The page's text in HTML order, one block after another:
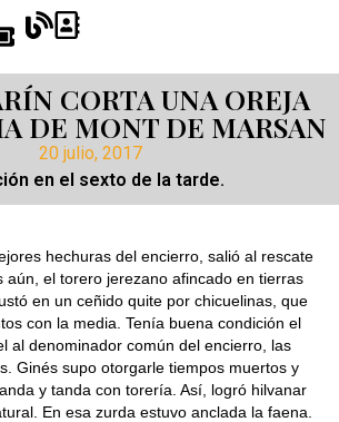
CORTA UNA OREJA
DE MONT DE MARSAN
20 julio, 2017
en el sexto de la tarde.
hechuras del encierro, salió al rescate
aún, el torero jerezano afincado en tierras
en un ceñido quite por chicuelinas, que
con la media. Tenía buena condición el
al denominador común del encierro, las
Ginés supo otorgarle tiempos muertos y
y tanda con torería. Así, logró hilvanar
En esa zurda estuvo anclada la faena.